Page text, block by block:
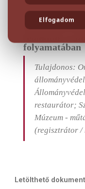
Nyilvántartási
folyamatában
Tulajdonos:
restaurátor;
Múzeum -
(regisztrátor /
Letölthető
Elfogadom